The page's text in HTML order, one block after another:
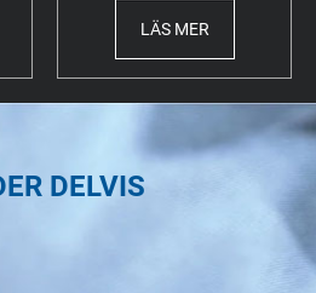
LÄS MER
DELVIS